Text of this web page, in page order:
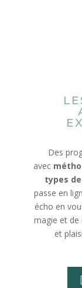
Des
avec
types
passe en
écho en
magie et de
et